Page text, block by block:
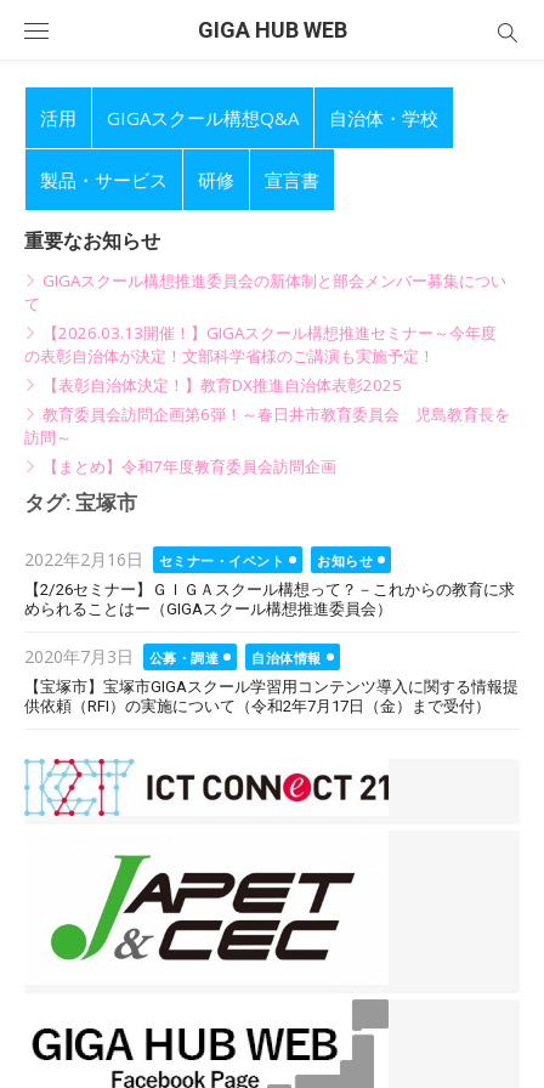
GIGA HUB WEB
活用 GIGAスクール構想Q&A 自治体・学校
製品・サービス 研修 宣言書
重要なお知らせ
GIGAスクール構想推進委員会の新体制と部会メンバー募集につい
て
【2026.03.13開催！】GIGAスクール構想推進セミナー～今年度
の表彰自治体が決定！文部科学省様のご講演も実施予定！
【表彰自治体決定！】教育DX推進自治体表彰2025
教育委員会訪問企画第6弾！～春日井市教育委員会 児島教育長を
訪問～
【まとめ】令和7年度教育委員会訪問企画
タグ: 宝塚市
Posted
on
2022年2月16日 セミナー・イベント
お知らせ
【2/26セミナー】ＧＩＧＡスクール構想って？－これからの教育に求
められることはー（GIGAスクール構想推進委員会）
Posted
on
2020年7月3日 公募・調達
自治体情報
【宝塚市】宝塚市GIGAスクール学習用コンテンツ導入に関する情報提
供依頼（RFI）の実施について（令和2年7月17日（金）まで受付）